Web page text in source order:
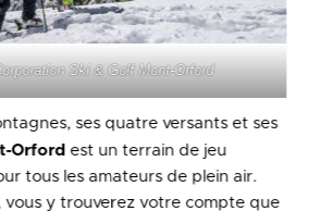
Ski & Golf Mont-Orford
ses quatre versants et ses
Orford est un terrain de jeu
tous les amateurs de plein air.
vous y trouverez votre compte que